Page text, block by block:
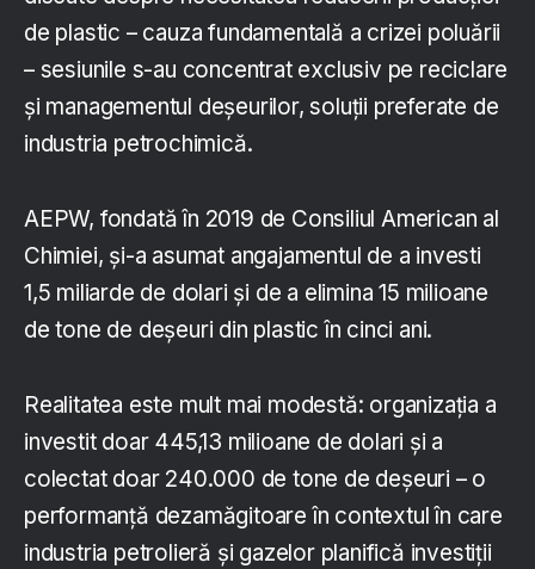
de plastic – cauza fundamentală a crizei poluării
– sesiunile s-au concentrat exclusiv pe reciclare
și managementul deșeurilor, soluții preferate de
industria petrochimică.
AEPW, fondată în 2019 de Consiliul American al
Chimiei, și-a asumat angajamentul de a investi
1,5 miliarde de dolari și de a elimina 15 milioane
de tone de deșeuri din plastic în cinci ani.
Realitatea este mult mai modestă: organizația a
investit doar 445,13 milioane de dolari și a
colectat doar 240.000 de tone de deșeuri – o
performanță dezamăgitoare în contextul în care
industria petrolieră și gazelor planifică investiții